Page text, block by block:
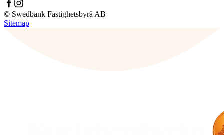
© Swedbank Fastighetsbyrå AB
Sitemap